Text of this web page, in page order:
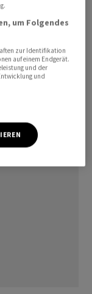
Zölle
als zweite
müsste
Resolution
Zölle ein
um Folgendes
zur Identifikation
auf einem Endgerät.
und der
und